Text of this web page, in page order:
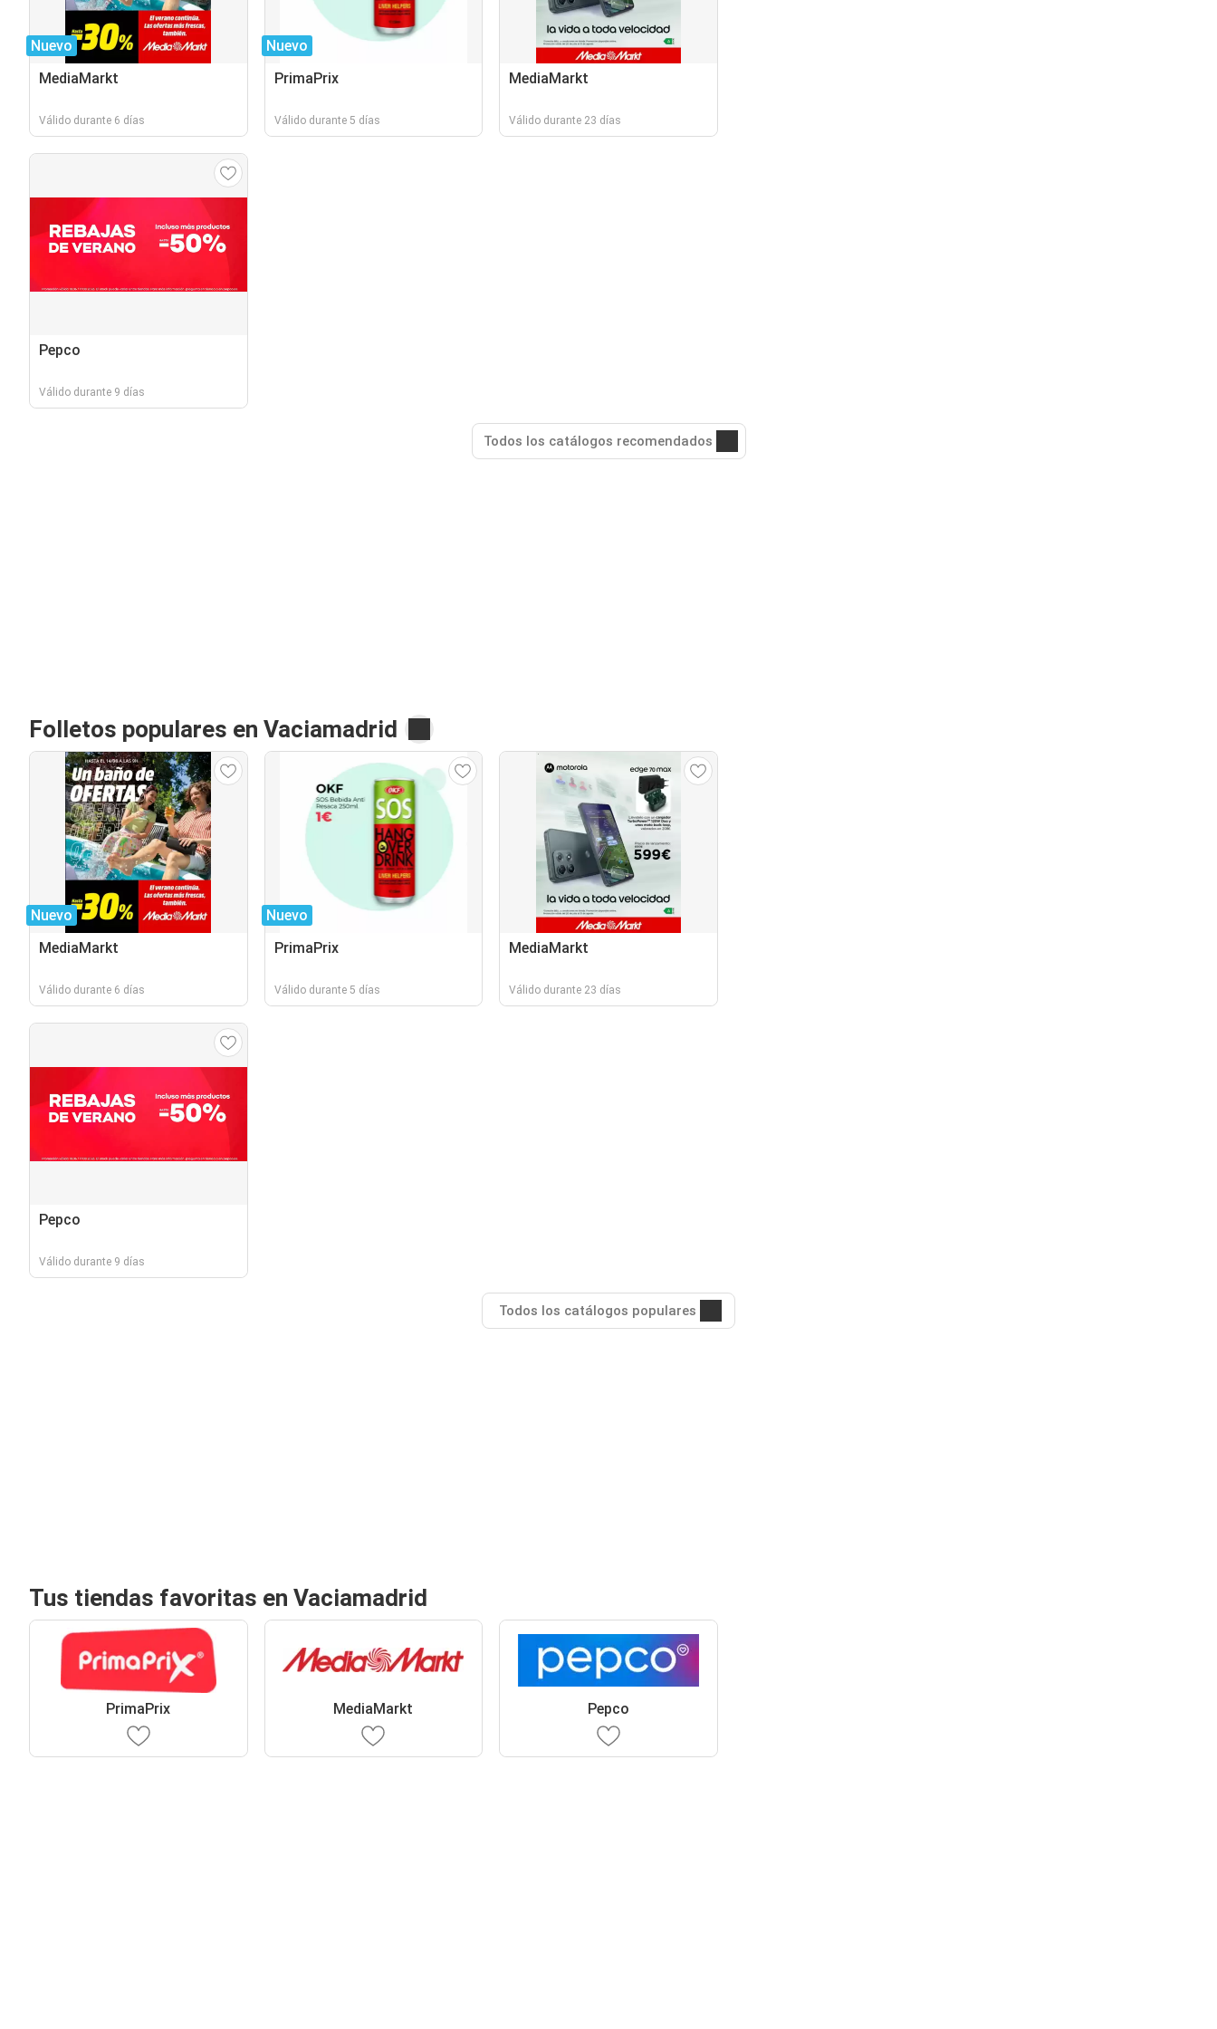
Nuevo
MediaMarkt
Válido durante 6 días
Nuevo
PrimaPrix
Válido durante 5 días
MediaMarkt
Válido durante 23 días
Pepco
Válido durante 9 días
Todos los catálogos recomendados
Folletos populares en Vaciamadrid
Nuevo
MediaMarkt
Válido durante 6 días
Nuevo
PrimaPrix
Válido durante 5 días
MediaMarkt
Válido durante 23 días
Pepco
Válido durante 9 días
Todos los catálogos populares
Tus tiendas favoritas en Vaciamadrid
PrimaPrix MediaMarkt Pepco